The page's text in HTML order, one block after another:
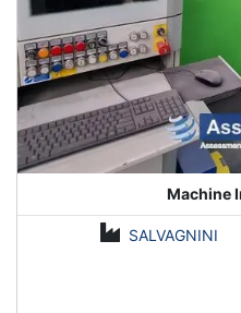
Machine
SALVAGNINI